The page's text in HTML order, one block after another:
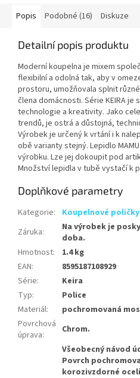
Popis Podobné (16) Diskuze
Detailní popis produktu
Moderní koupelna je mixem
flexibilní a odolná tak, aby v
prostoru, umožňovala splnit
člena domácnosti. Série KEIRA je
technologie a kreativity. Jako
trendů, je ostrá a důstojná,
Výrobek je určený k vrtání i k
obě varianty stejný. Lepidlo
výrobku. Lze jej dokoupit pod
Množství lepidla v tubě vystačí k
Doplňkové parametry
Kategorie:
Koupelnové poličky
Záruka:
Na výrobek je
doba.
Hmotnost:
1.4 kg
EAN:
8595187108929
Série:
Keira
Typ:
Police
Materiál:
pochromovaná
Povrchová
úprava:
Chrom.
Všeobecný návod
Povrch
korozivzdorné